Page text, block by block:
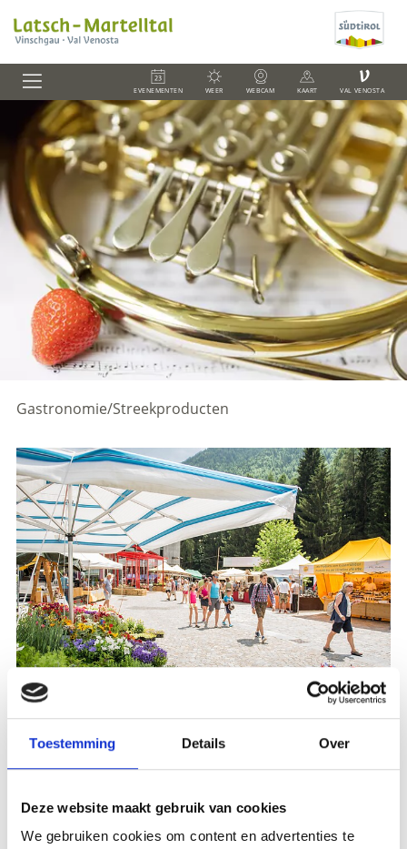
Toestemming Details Over
Deze website maakt gebruik van cookies
We gebruiken cookies om content en advertenties te
EVENEMENTEN WEER WEBCAM KAART
V
VAL VENOSTA
Gastronomie/Streekproducten
Registration required
Plaats evenement